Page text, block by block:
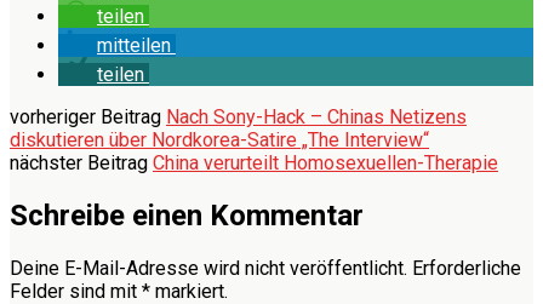
teilen
mitteilen
teilen
vorheriger Beitrag Nach Sony-Hack – Chinas Netizens
diskutieren über Nordkorea-Satire „The Interview“
nächster Beitrag China verurteilt Homosexuellen-Therapie
Schreibe einen Kommentar
Deine E-Mail-Adresse wird nicht veröffentlicht. Erforderliche
Felder sind mit * markiert.